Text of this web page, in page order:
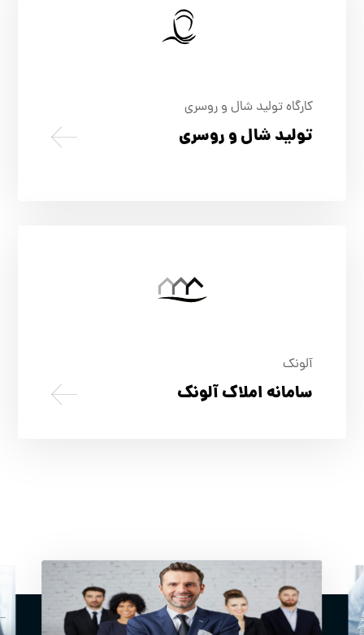
کارگاه تولید شال و روسری
تولید شال و روسری
آلونک
سامانه املاک آلونک